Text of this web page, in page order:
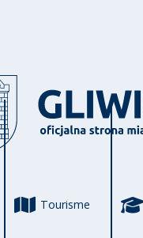
Tourisme